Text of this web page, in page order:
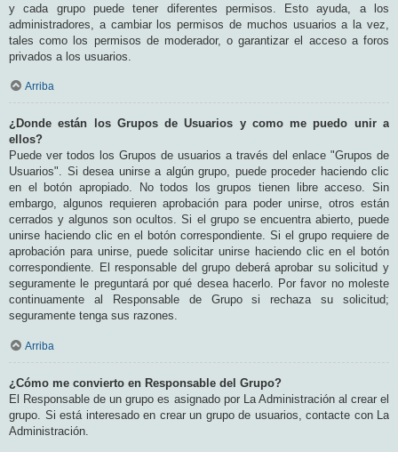
y cada grupo puede tener diferentes permisos. Esto ayuda, a los
administradores, a cambiar los permisos de muchos usuarios a la vez,
tales como los permisos de moderador, o garantizar el acceso a foros
privados a los usuarios.
Arriba
¿Donde están los Grupos de Usuarios y como me puedo unir a
ellos?
Puede ver todos los Grupos de usuarios a través del enlace "Grupos de
Usuarios". Si desea unirse a algún grupo, puede proceder haciendo clic
en el botón apropiado. No todos los grupos tienen libre acceso. Sin
embargo, algunos requieren aprobación para poder unirse, otros están
cerrados y algunos son ocultos. Si el grupo se encuentra abierto, puede
unirse haciendo clic en el botón correspondiente. Si el grupo requiere de
aprobación para unirse, puede solicitar unirse haciendo clic en el botón
correspondiente. El responsable del grupo deberá aprobar su solicitud y
seguramente le preguntará por qué desea hacerlo. Por favor no moleste
continuamente al Responsable de Grupo si rechaza su solicitud;
seguramente tenga sus razones.
Arriba
¿Cómo me convierto en Responsable del Grupo?
El Responsable de un grupo es asignado por La Administración al crear el
grupo. Si está interesado en crear un grupo de usuarios, contacte con La
Administración.